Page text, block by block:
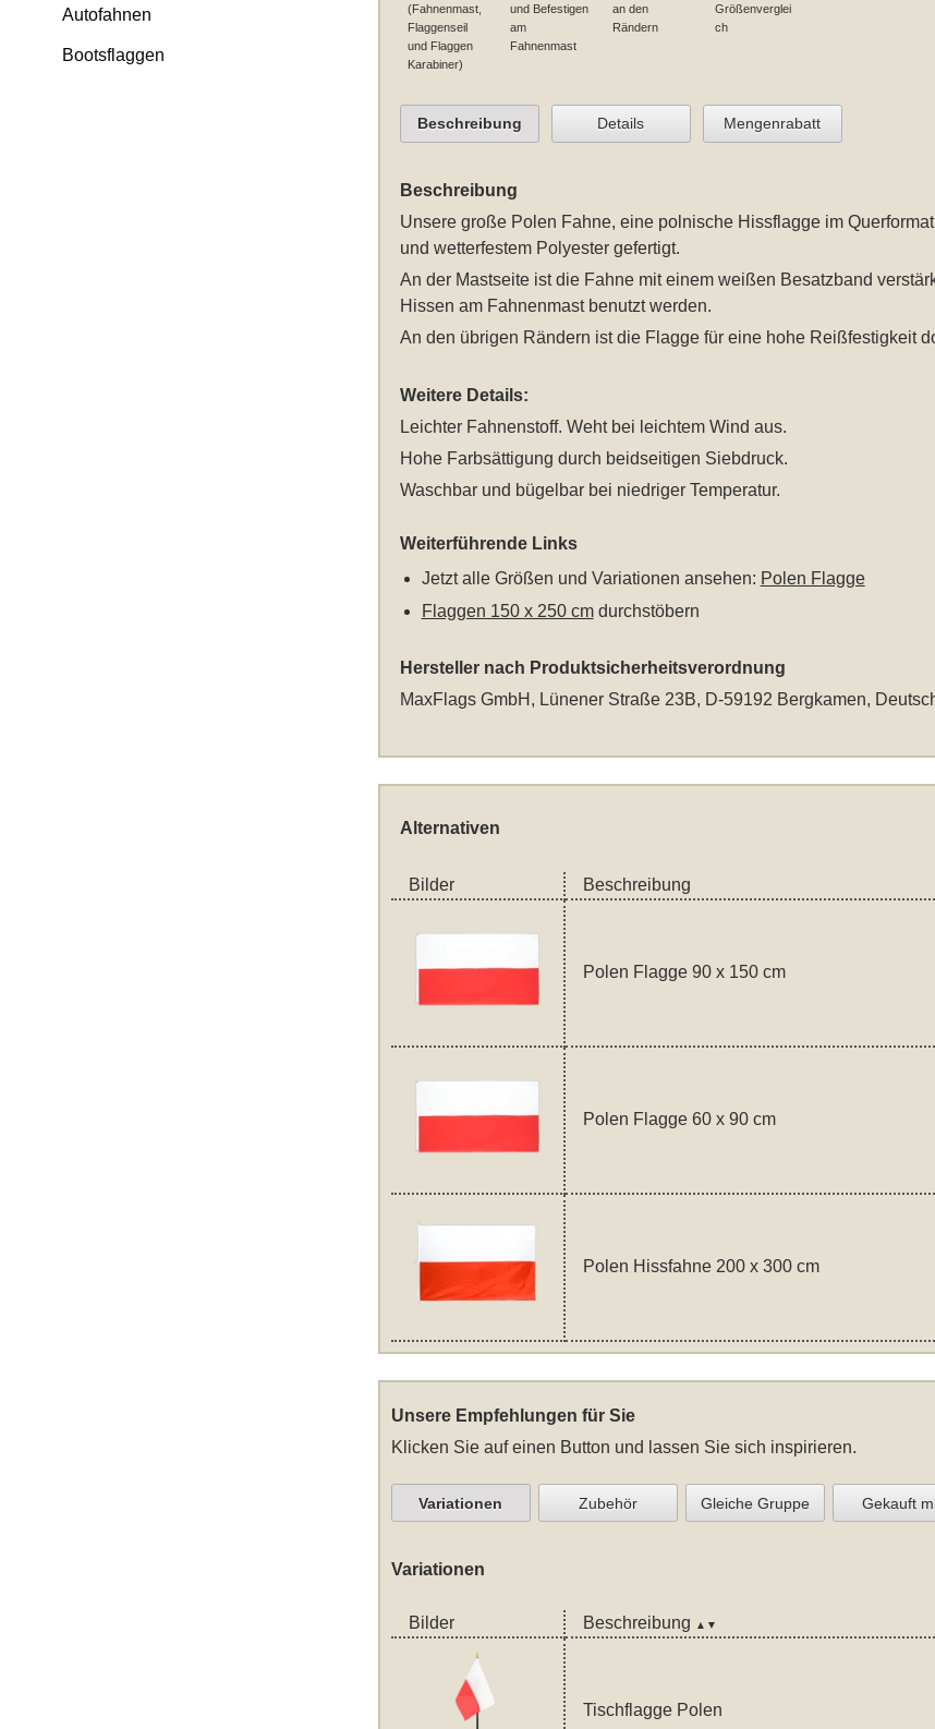
Autofahnen
Bootsflaggen
(Fahnenmast,
Flaggenseil
und Flaggen
Karabiner)
und Befestigen
am
Fahnenmast
an den
Rändern
Größenverglei
ch
Beschreibung Details Mengenrabatt
Beschreibung
Unsere große Polen Fahne, eine polnische Hissflagge im
und wetterfestem Polyester gefertigt.
An der Mastseite ist die Fahne mit einem weißen Besatzband
Hissen am Fahnenmast benutzt werden.
An den übrigen Rändern ist die Flagge für eine hohe Reißfestigkeit
Weitere Details:
Leichter Fahnenstoff. Weht bei leichtem Wind aus.
Hohe Farbsättigung durch beidseitigen Siebdruck.
Waschbar und bügelbar bei niedriger Temperatur.
Weiterführende Links
Jetzt alle Größen und Variationen ansehen: Polen Flagge
Flaggen 150 x 250 cmdurchstöbern
Hersteller nach Produktsicherheitsverordnung
MaxFlags GmbH, Lünener Straße 23B, D-59192 Bergkamen,
Alternativen
Bilder Beschreibung
Polen Flagge 90 x 150 cm
Polen Flagge 60 x 90 cm
Polen Hissfahne 200 x 300 cm
Unsere Empfehlungen für Sie
Klicken Sie auf einen Button und lassen Sie sich inspirieren.
Variationen Zubehör Gleiche Gruppe Gekauft
Variationen
Bilder Beschreibung ▲▼
Tischflagge Polen